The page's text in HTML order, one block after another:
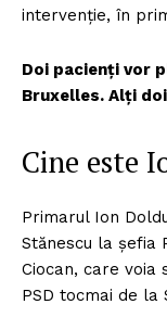
intervenție, în
Doi pacienți vor
Bruxelles. Alți
Cine este
Primarul Ion
Stănescu la șefia
Ciocan, care voia
PSD tocmai de la